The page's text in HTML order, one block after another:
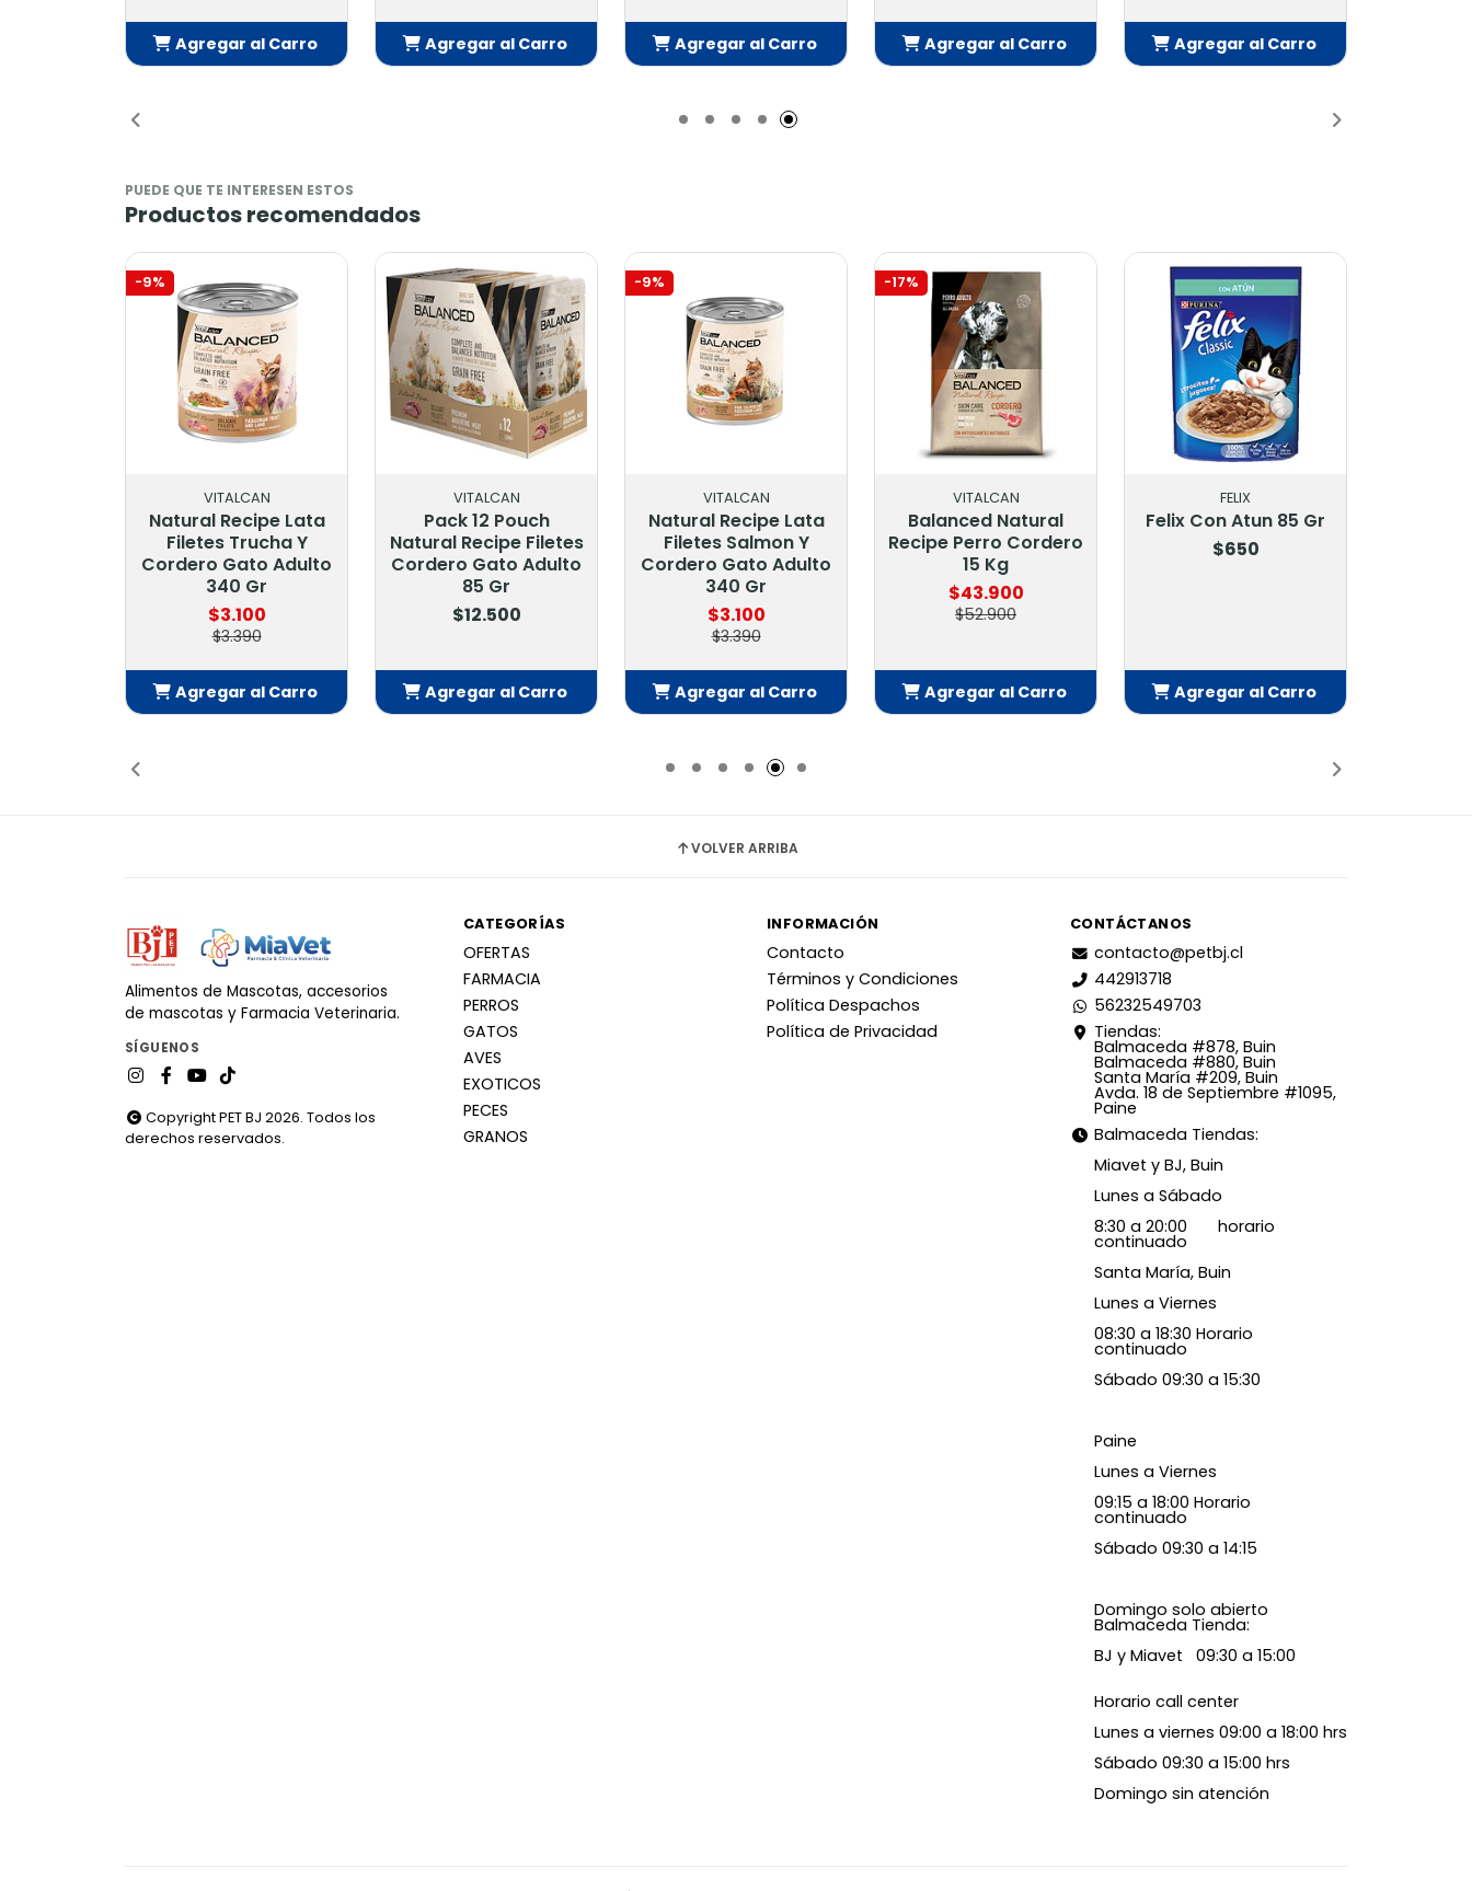
Agregar al Carro
Agregar al Carro
Agregar al Carro
Agregar al Carro
Agregar al Carro
PUEDE QUE TE INTERESEN ESTOS
Productos recomendados
-9%
VITALCAN
Natural Recipe Lata
Filetes Trucha Y
Cordero Gato Adulto
340 Gr
$3.100
$3.390
Agregar al Carro
VITALCAN
Pack 12 Pouch
Natural Recipe Filetes
Cordero Gato Adulto
85 Gr
$12.500
Agregar al Carro
-9%
VITALCAN
Natural Recipe Lata
Filetes Salmon Y
Cordero Gato Adulto
340 Gr
$3.100
$3.390
Agregar al Carro
-17%
VITALCAN
Balanced Natural
Recipe Perro Cordero
15 Kg
$43.900
$52.900
Agregar al Carro
FELIX
Felix Con Atun 85 Gr
$650
Agregar al Carro
VOLVER ARRIBA
Alimentos de Mascotas, accesorios
de mascotas y Farmacia Veterinaria.
SÍGUENOS
Copyright PET BJ 2026. Todos los
derechos reservados.
CATEGORÍAS
OFERTAS
FARMACIA
PERROS
GATOS
AVES
EXOTICOS
PECES
GRANOS
INFORMACIÓN
Contacto
Términos y Condiciones
Política Despachos
Política de Privacidad
CONTÁCTANOS
contacto@petbj.cl
442913718
56232549703
Tiendas:
Balmaceda #878, Buin
Balmaceda #880, Buin
Santa María #209, Buin
Avda. 18 de Septiembre #1095,
Paine
Balmaceda Tiendas:
Miavet y BJ, Buin
Lunes a Sábado
8:30 a 20:00 horario
continuado
Santa María, Buin
Lunes a Viernes
08:30 a 18:30 Horario
continuado
Sábado 09:30 a 15:30
Paine
Lunes a Viernes
09:15 a 18:00 Horario
continuado
Sábado 09:30 a 14:15
Domingo solo abierto
Balmaceda Tienda:
BJ y Miavet 09:30 a 15:00
Horario call center
Lunes a viernes 09:00 a 18:00 hrs
Sábado 09:30 a 15:00 hrs
Domingo sin atención